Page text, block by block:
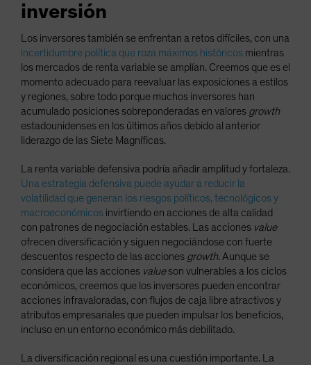
inversión
Los inversores también se enfrentan a retos difíciles, con una
incertidumbre política que roza máximos históricos mientras
los mercados de renta variable se amplían. Creemos que es el
momento adecuado para reevaluar las exposiciones a estilos
y regiones, sobre todo porque muchos inversores han
acumulado posiciones sobreponderadas en valores growth
estadounidenses en los últimos años debido al anterior
liderazgo de las Siete Magníficas.
La renta variable defensiva podría añadir amplitud y fortaleza.
Una estrategia defensiva puede ayudar a reducir la
volatilidad que generan los riesgos políticos, tecnológicos y
macroeconómicos invirtiendo en acciones de alta calidad
con patrones de negociación estables. Las acciones value
ofrecen diversificación y siguen negociándose con fuerte
descuentos respecto de las acciones growth. Aunque se
considera que las acciones valueson vulnerables a los ciclos
económicos, creemos que los inversores pueden encontrar
acciones infravaloradas, con flujos de caja libre atractivos y
atributos empresariales que pueden impulsar los beneficios,
incluso en un entorno económico más debilitado.
La diversificación regional es una cuestión importante. La